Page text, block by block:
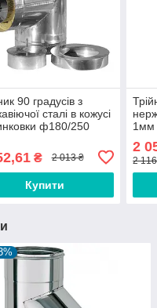
90 градусів з
сталі в кожусі
ф180/250
₴ 2 013 ₴
Купити
1мм
2
2